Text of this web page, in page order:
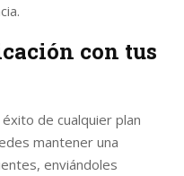
con tus
de cualquier plan
mantener una
enviándoles